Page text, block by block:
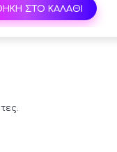
ΣΤΟ ΚΑΛΑΘΙ